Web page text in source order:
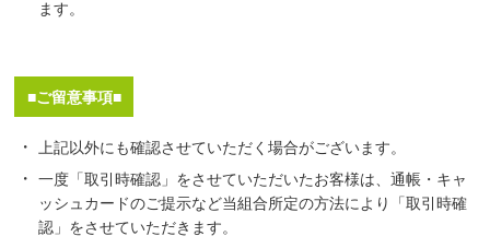
ます。
■ご留意事項■
上記以外にも確認させていただく場合がございます。
一度「取引時確認」をさせていただいたお客様は、通帳・キャ
ッシュカードのご提示など当組合所定の方法により「取引時確
認」をさせていただきます。